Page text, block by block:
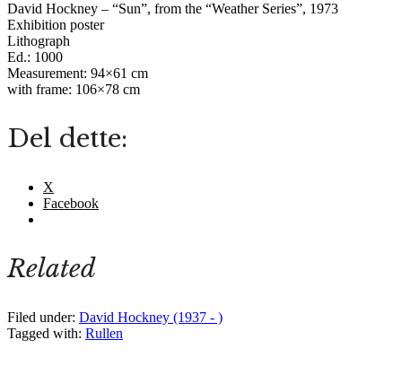
David Hockney – “Sun”, from the “Weather Series”, 1973
Exhibition poster
Lithograph
Ed.: 1000
Measurement: 94×61 cm
with frame: 106×78 cm
Del dette:
X
Facebook
Related
Filed under: David Hockney (1937 - )
Tagged with: Rullen